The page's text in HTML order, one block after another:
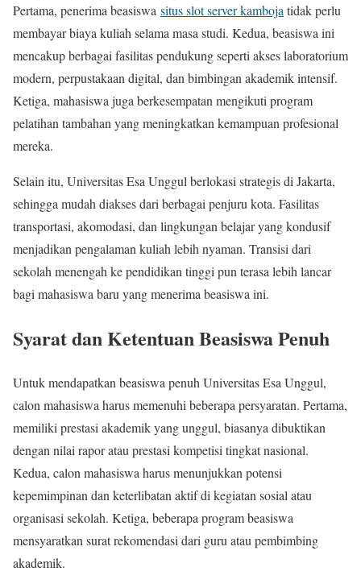
Pertama, penerima beasiswa situs slot server kamboja tidak perlu
membayar biaya kuliah selama masa studi. Kedua, beasiswa ini
mencakup berbagai fasilitas pendukung seperti akses laboratorium
modern, perpustakaan digital, dan bimbingan akademik intensif.
Ketiga, mahasiswa juga berkesempatan mengikuti program
pelatihan tambahan yang meningkatkan kemampuan profesional
mereka.
Selain itu, Universitas Esa Unggul berlokasi strategis di Jakarta,
sehingga mudah diakses dari berbagai penjuru kota. Fasilitas
transportasi, akomodasi, dan lingkungan belajar yang kondusif
menjadikan pengalaman kuliah lebih nyaman. Transisi dari
sekolah menengah ke pendidikan tinggi pun terasa lebih lancar
bagi mahasiswa baru yang menerima beasiswa ini.
Syarat dan Ketentuan Beasiswa Penuh
Untuk mendapatkan beasiswa penuh Universitas Esa Unggul,
calon mahasiswa harus memenuhi beberapa persyaratan. Pertama,
memiliki prestasi akademik yang unggul, biasanya dibuktikan
dengan nilai rapor atau prestasi kompetisi tingkat nasional.
Kedua, calon mahasiswa harus menunjukkan potensi
kepemimpinan dan keterlibatan aktif di kegiatan sosial atau
organisasi sekolah. Ketiga, beberapa program beasiswa
mensyaratkan surat rekomendasi dari guru atau pembimbing
akademik.